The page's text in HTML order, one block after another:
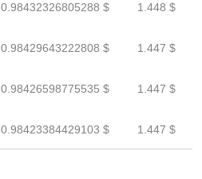
0.98432326805288 $ 1.448 $
0.98429643222808 $ 1.447 $
0.98426598775535 $ 1.447 $
0.98423384429103 $ 1.447 $